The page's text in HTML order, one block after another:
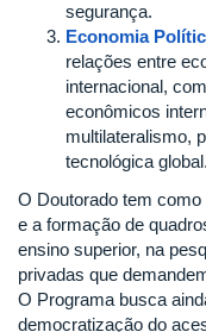
segurança.
Economia
relações entre
internacional,
econômicos
multilateralismo,
tecnológica global.
O Doutorado tem
e a formação de
ensino superior, na
privadas que
O Programa busca
democratização do